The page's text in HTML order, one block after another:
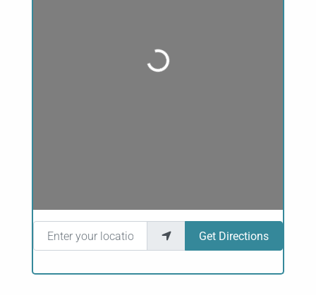
Loading...
Enter your location
Get Directions